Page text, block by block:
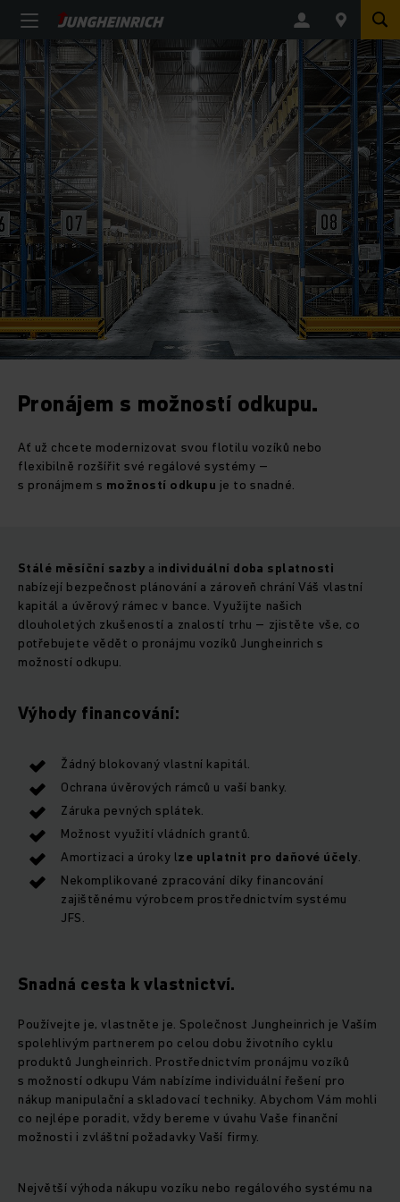
Pronájem s možností odkupu.
Ať už chcete modernizovat svou flotilu vozíků nebo
flexibilně rozšířit své regálové systémy –
s pronájmem s možností odkupu je to snadné.
Stálé měsíční sazby a individuální doba splatnosti
nabízejí bezpečnost plánování a zároveň chrání Váš vlastní
kapitál a úvěrový rámec v bance. Využijte našich
dlouholetých zkušeností a znalostí trhu – zjistěte vše, co
potřebujete vědět o pronájmu vozíků Jungheinrich s
možností odkupu.
Výhody financování:
Žádný blokovaný vlastní kapitál.
Ochrana úvěrových rámců u vaší banky.
Záruka pevných splátek.
Možnost využití vládních grantů.
Amortizaci a úroky lze uplatnit pro daňové účely.
Nekomplikované zpracování díky financování
zajištěnému výrobcem prostřednictvím systému
JFS.
Snadná cesta k vlastnictví.
Používejte je, vlastněte je. Společnost Jungheinrich je Vaším
spolehlivým partnerem po celou dobu životního cyklu
produktů Jungheinrich. Prostřednictvím pronájmu vozíků
s možností odkupu Vám nabízíme individuální řešení pro
nákup manipulační a skladovací techniky. Abychom Vám mohli
co nejlépe poradit, vždy bereme v úvahu Vaše finanční
možnosti i zvláštní požadavky Vaší firmy.
Největší výhoda nákupu vozíku nebo regálového systému na